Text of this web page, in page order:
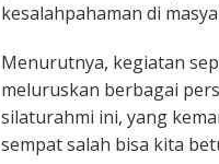
kesalahpahaman di
Menurutnya, kegiatan
meluruskan berbagai
silaturahmi ini, yang
sempat salah bisa kita